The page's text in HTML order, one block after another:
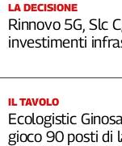
LA DECISIONE
Rinnovo 5G, Slc
investimenti
IL TAVOLO
Ecologistic
gioco 90 posti di